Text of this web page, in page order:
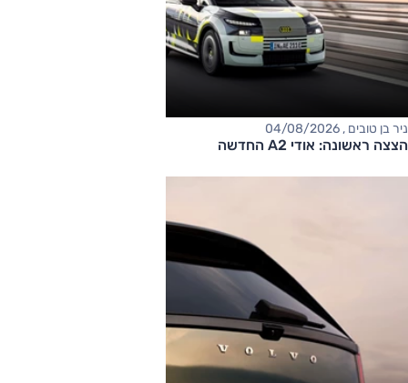
ניר בן טובים , 04/08/2026
הצצה ראשונה: אודי A2 החדשה